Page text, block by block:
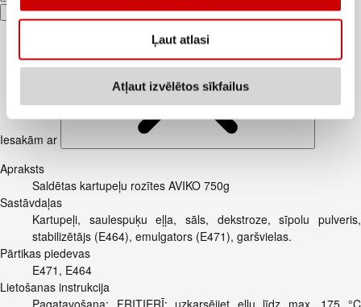
Ļaut atlasi
Atļaut izvēlētos sīkfailus
Pievienot
Iesakām ar
Apraksts
Saldētas kartupeļu rozītes AVIKO 750g
Sastāvdaļas
Kartupeļi, saulespuķu eļļa, sāls, dekstroze, sīpolu pulveris,
stabilizētājs (E464), emulgators (E471), garšvielas.
Pārtikas piedevas
E471, E464
Lietošanas instrukcija